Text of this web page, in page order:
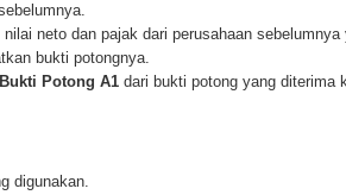
neto dan pajak dari perusahaan
bukti potongnya.
Potong A1dari bukti potong yang diterima
digunakan.